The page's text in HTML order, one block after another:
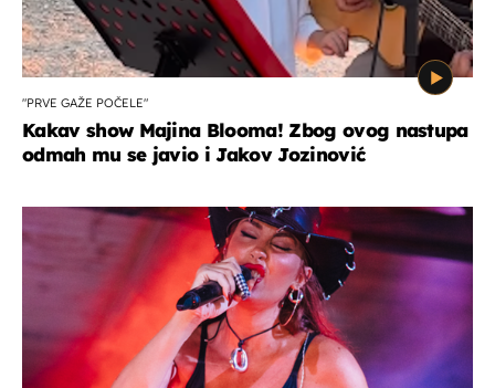
"PRVE GAŽE POČELE"
Kakav show Majina Blooma! Zbog ovog nastupa
odmah mu se javio i Jakov Jozinović